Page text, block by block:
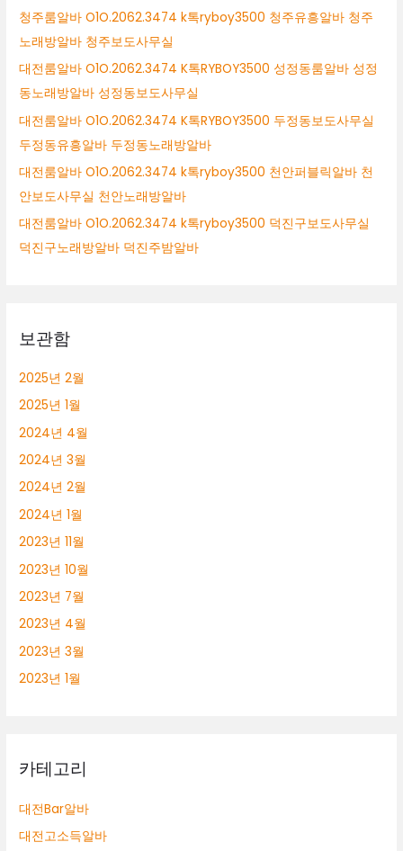
바
김
해
시
보
도
사
무
김
해
시
일
청주룸알바 O1O.2062.3474 k톡ryboy3500 청주유흥알바 청주
노래방알바 청주보도사무실
대전룸알바 O1O.2062.3474 K톡RYBOY3500 성정동룸알바 성정
동노래방알바 성정동보도사무실
대전룸알바 O1O.2062.3474 K톡RYBOY3500 두정동보도사무실
두정동유흥알바 두정동노래방알바
대전룸알바 O1O.2062.3474 k톡ryboy3500 천안퍼블릭알바 천
안보도사무실 천안노래방알바
대전룸알바 O1O.2062.3474 k톡ryboy3500 덕진구보도사무실
덕진구노래방알바 덕진주밤알바
보관함
2025년 2월
2025년 1월
2024년 4월
2024년 3월
2024년 2월
2024년 1월
2023년 11월
2023년 10월
2023년 7월
2023년 4월
2023년 3월
2023년 1월
카테고리
대전Bar알바
대전고소득알바